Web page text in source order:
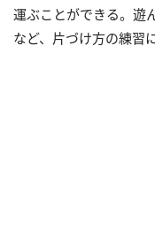
運ぶことができる。遊
など、片づけ方の練習